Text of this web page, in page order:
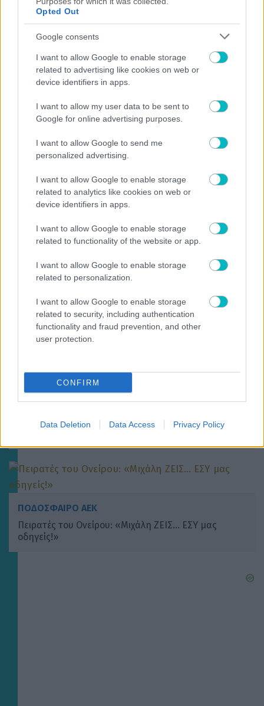
Opted Out
Google consents
I want to allow Google to enable storage
related to advertising like cookies on web or
device identifiers in apps.
I want to allow my user data to be sent to
Google for online advertising purposes.
I want to allow Google to send me
personalized advertising.
I want to allow Google to enable storage
related to analytics like cookies on web or
device identifiers in apps.
I want to allow Google to enable storage
related to functionality of the website or app.
I want to allow Google to enable storage
related to personalization.
I want to allow Google to enable storage
related to security, including authentication
functionality and fraud prevention, and other
user protection.
CONFIRM
Data Deletion Data Access Privacy Policy
ΠΟΔΟΣΦΑΙΡΟ ΑΕΚ
Αντίπαλοι ΑΕΚ: Η Λέφσκι Σόφιας νίκησε (2-0) την
Λοκομοτίβ Πλοβντίβ
ΠΟΔΟΣΦΑΙΡΟ ΑΕΚ
Το ντοκιμαντέρ για το ταξίδι φιλίας της ΑΕΚ στο
ΠΟΔΟΣΦΑΙΡΟ ΑΕΚ
Πειρατές του Ονείρου: «Μιχάλη ΖΕΙΣ… ΕΣΥ μας
οδηγείς!»